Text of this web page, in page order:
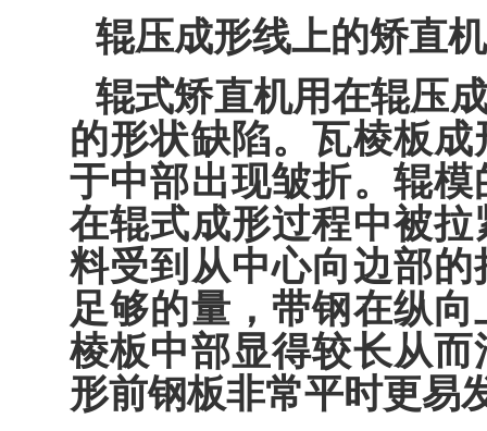
辊压成形线上的矫直机
辊式矫直机用在辊压
的形状缺陷。瓦棱板
于中部出现皱折。辊
在辊式成形过程中被
料受到从中心向边部
足够的量，带钢在纵
棱板中部显得较长从
形前钢板非常平时更易